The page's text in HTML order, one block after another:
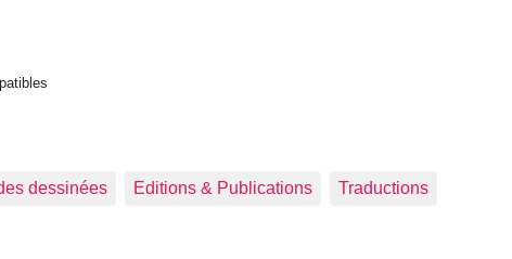
dessinées Editions & Publications Traductions